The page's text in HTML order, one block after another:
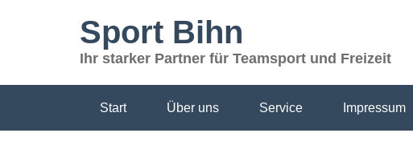
Sport Bihn
Ihr starker Partner für Teamsport und Freizeit
Start Über uns Service Impressum